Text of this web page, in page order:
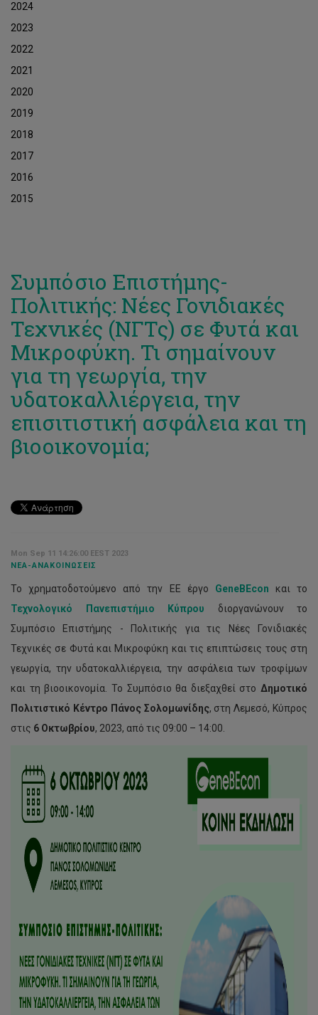
2024
2023
2022
2021
2020
2019
2018
2017
2016
2015
Συμπόσιο Επιστήμης-
Πολιτικής: Νέες Γονιδιακές
Τεχνικές (ΝΓΤς) σε Φυτά και
Μικροφύκη. Τι σημαίνουν
για τη γεωργία, την
υδατοκαλλιέργεια, την
επισιτιστική ασφάλεια και τη
βιοοικονομία;
Mon Sep 11 14:26:00 EEST 2023
ΝΈΑ-ΑΝΑΚΟΙΝΏΣΕΙΣ
Το χρηματοδοτούμενο από την ΕΕ έργο GeneBEcon και το
Τεχνολογικό Πανεπιστήμιο Κύπρου διοργανώνουν το
Συμπόσιο Επιστήμης - Πολιτικής για τις Νέες Γονιδιακές
Τεχνικές σε Φυτά και Μικροφύκη και τις επιπτώσεις τους στη
γεωργία, την υδατοκαλλιέργεια, την ασφάλεια των τροφίμων
και τη βιοοικονομία. Το Συμπόσιο θα διεξαχθεί στο Δημοτικό
Πολιτιστικό Κέντρο Πάνος Σολομωνίδης, στη Λεμεσό, Κύπρος
στις 6 Οκτωβρίου, 2023, από τις 09:00 – 14:00.